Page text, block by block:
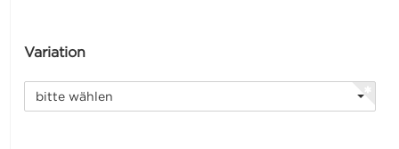
Variation
bitte wählen